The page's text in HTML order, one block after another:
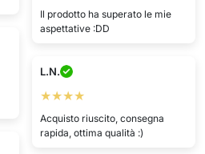
Il prodotto ha superato le mie
aspettative :DD
L.N.
★★★★
Acquisto riuscito, consegna
rapida, ottima qualità :)